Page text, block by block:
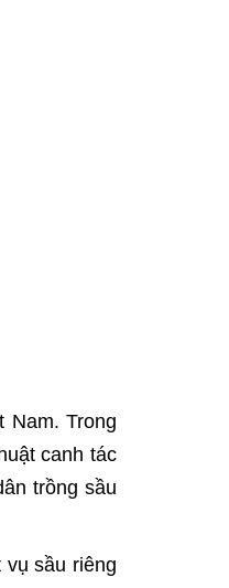
Nam. Trong
canh tác
trồng sầu
vụ sầu riêng